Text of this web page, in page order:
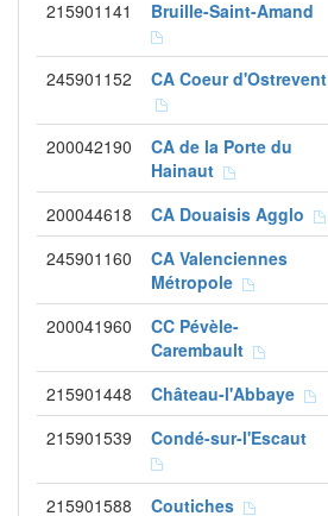
215901141 Bruille-Saint-Amand
245901152 CA Coeur d'Ostrevent
200042190
CA de la Porte du
Hainaut
200044618 CA Douaisis Agglo
245901160
CA Valenciennes
Métropole
200041960
CC Pévèle-
Carembault
215901448 Château-l'Abbaye
215901539 Condé-sur-l'Escaut
215901588 Coutiches